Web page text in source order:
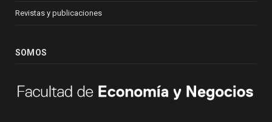
Revistas y publicaciones
SOMOS